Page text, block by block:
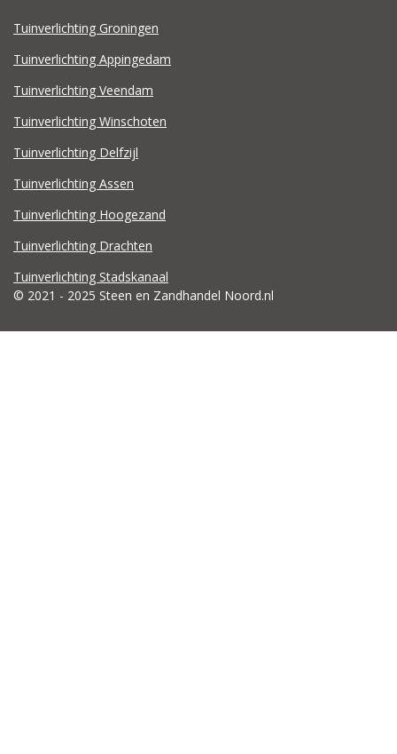
Tuinverlichting Groningen
Tuinverlichting Appingedam
Tuinverlichting Veendam
Tuinverlichting Winschoten
Tuinverlichting Delfzijl
Tuinverlichting Assen
Tuinverlichting Hoogezand
Tuinverlichting Drachten
Tuinverlichting Stadskanaal
© 2021 - 2025 Steen en Zandhandel Noord.nl